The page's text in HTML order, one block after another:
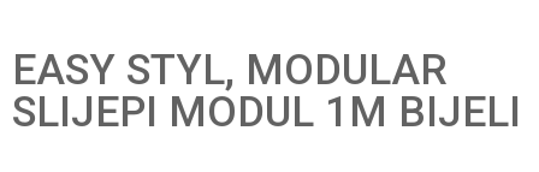
EASY STYL, MODULAR
SLIJEPI MODUL 1M BIJELI